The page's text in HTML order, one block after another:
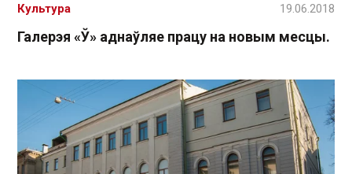
Галерэя «Ў» аднаўляе працу на новым месцы.
Культура 19.06.2018